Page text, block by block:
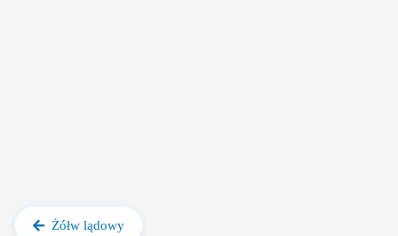
Żółw lądowy